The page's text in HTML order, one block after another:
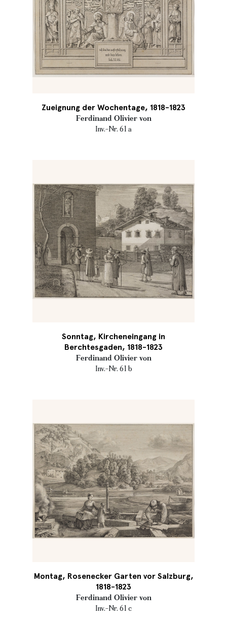
Zueignung der Wochentage, 1818-1823
Ferdinand Olivier von
Inv.-Nr. 61 a
Sonntag, Kircheneingang in
Berchtesgaden, 1818-1823
Ferdinand Olivier von
Inv.-Nr. 61 b
Montag, Rosenecker Garten vor Salzburg,
1818-1823
Ferdinand Olivier von
Inv.-Nr. 61 c